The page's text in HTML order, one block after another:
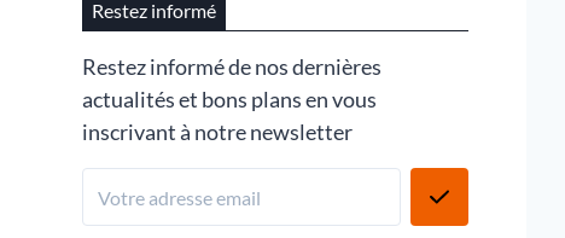
Restez informé
Restez informé de nos dernières
actualités et bons plans en vous
inscrivant à notre newsletter